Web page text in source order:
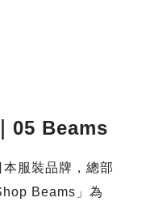
05 Beams
服裝品牌，總部
Beams」為